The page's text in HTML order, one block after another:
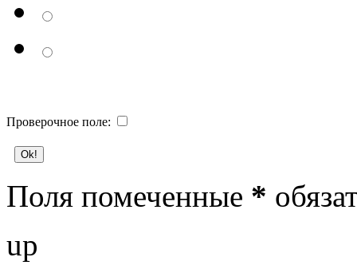
Проверочное поле:
Поля помеченные *
up